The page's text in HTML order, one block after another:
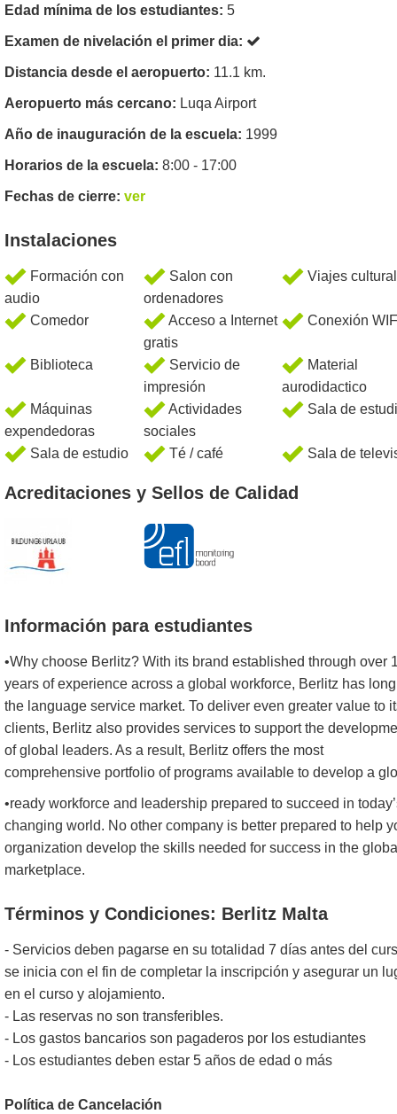
Edad mínima de los estudiantes: 5
Examen de nivelación el primer dia:
Distancia desde el aeropuerto: 11.1 km.
Aeropuerto más cercano: Luqa Airport
Año de inauguración de la escuela: 1999
Horarios de la escuela: 8:00 - 17:00
Fechas de cierre: ver
Instalaciones
Formación con
audio
Salon con
ordenadores
Viajes
Comedor
Acceso a Internet
gratis
Conexión
Biblioteca
Servicio de
impresión
Material
aurodidactico
Máquinas
expendedoras
Actividades
sociales
Sala de
Sala de estudio Té / café Sala de
Acreditaciones y Sellos de Calidad
Información para estudiantes
•Why choose Berlitz? With its brand established through over
years of experience across a global workforce, Berlitz has
the language service market. To deliver even greater value to
clients, Berlitz also provides services to support the
of global leaders. As a result, Berlitz offers the most
comprehensive portfolio of programs available to develop a
•ready workforce and leadership prepared to succeed in
changing world. No other company is better prepared to help
organization develop the skills needed for success in the
marketplace.
Términos y Condiciones: Berlitz Malta
- Servicios deben pagarse en su totalidad 7 días antes del
se inicia con el fin de completar la inscripción y asegurar un
en el curso y alojamiento.
- Las reservas no son transferibles.
- Los gastos bancarios son pagaderos por los estudiantes
- Los estudiantes deben estar 5 años de edad o más
Política de Cancelación